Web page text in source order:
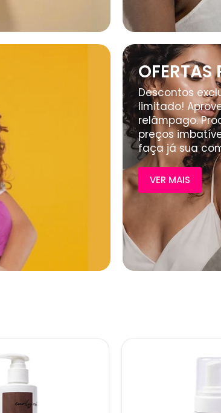
OFERTAS
Descontos
limitado!
relâmpago.
preços
faça já sua
VER MAIS